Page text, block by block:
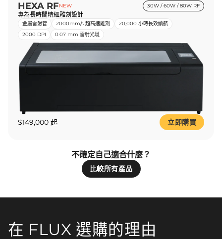
HEXA RFNEW 30W / 60W / 80W RF
專為長時間精細雕刻設計
金屬雷射管 2000mm/s 超高速雕刻
20,000 小時長效續航
2000 DPI
0.07 mm 雷射光斑
$149,000 起 立即購買
不確定自己適合什麼？
比較所有產品
在 FLUX 選購的理由